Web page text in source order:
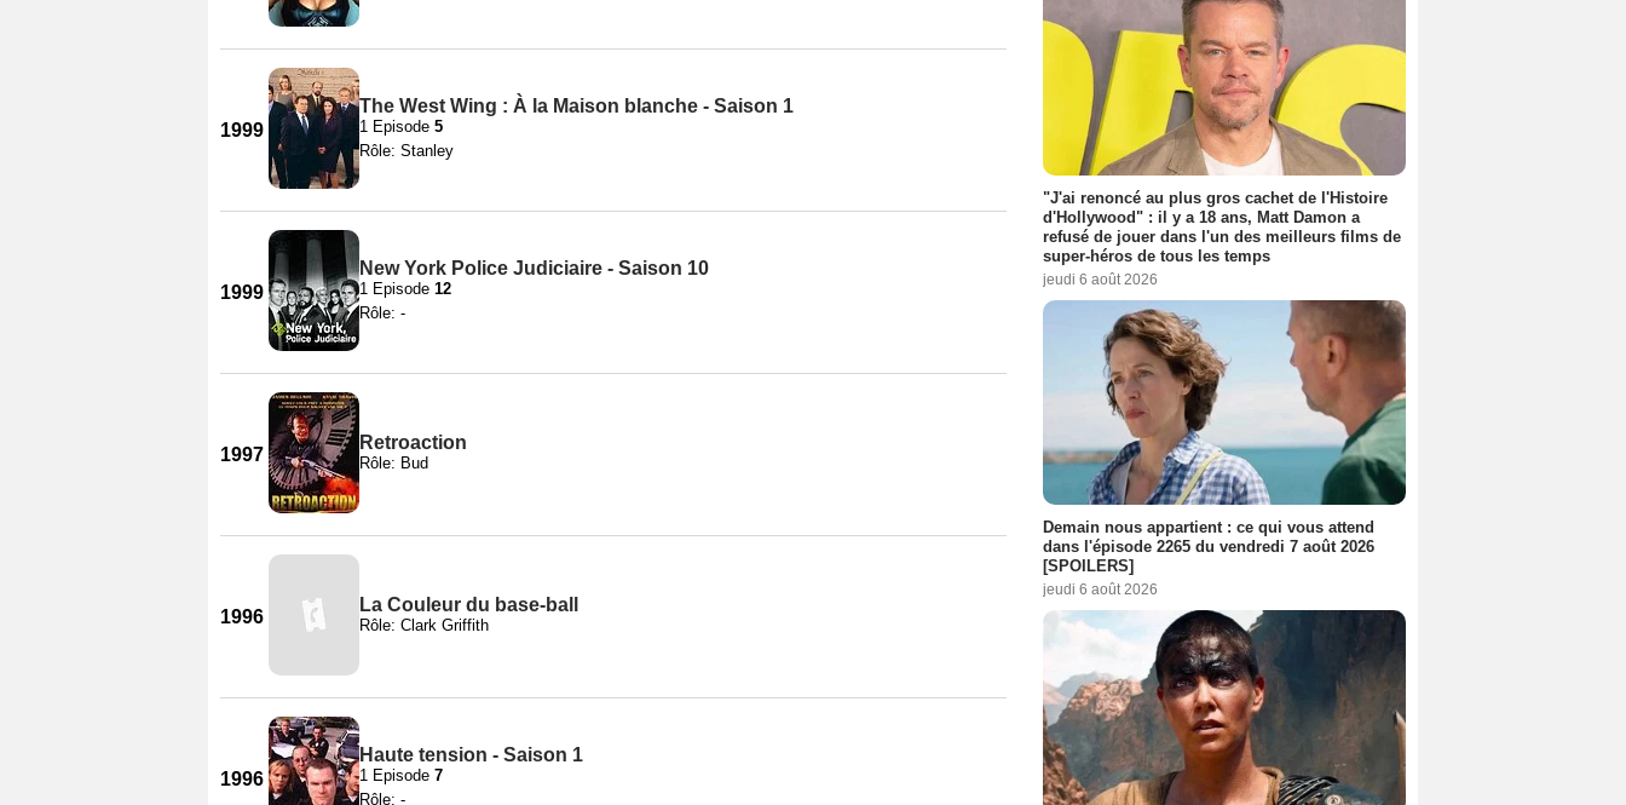
1999
The West Wing : À la Maison blanche - Saison 1
1 Episode 5
Rôle: Stanley
1999
New York Police Judiciaire - Saison 10
1 Episode 12
Rôle: -
1997
Retroaction
Rôle: Bud
1996
La Couleur du base-ball
Rôle: Clark Griffith
1996
Haute tension - Saison 1
1 Episode 7
Rôle: -
"J'ai renoncé au plus gros cachet de l'Histoire
d'Hollywood" : il y a 18 ans, Matt Damon a
refusé de jouer dans l'un des meilleurs films de
super-héros de tous les temps
jeudi 6 août 2026
Demain nous appartient : ce qui vous attend
dans l'épisode 2265 du vendredi 7 août 2026
[SPOILERS]
jeudi 6 août 2026